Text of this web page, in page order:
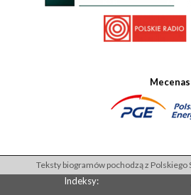
Mecenas
Teksty biogramów pochodzą z Polskiego
Indeksy: